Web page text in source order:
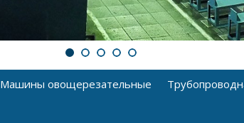
Машины овощерезательные